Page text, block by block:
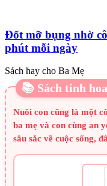
Đốt mỡ bụng nhờ
phút mỗi ngày
Sách hay cho Ba Mẹ
📚 Sách tinh
Nuôi con cũng là một
ba mẹ và con cùng an
sâu sắc về cuộc sống,